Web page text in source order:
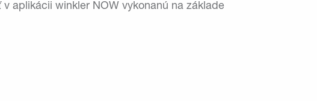
aplikácii winkler NOW vykonanú na základe